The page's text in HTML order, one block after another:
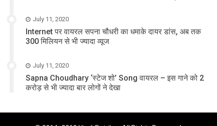
July 11, 2020
Internet पर वायरल सपना चौधरी का धमाके दायर डांस, अब तक
300 मिलियन से भी ज्यादा व्यूज
July 11, 2020
Sapna Choudhary ‘स्टेज शो’ Song वायरल – इस गाने को 2
करोड़ से भी ज्यादा बार लोगों ने देखा